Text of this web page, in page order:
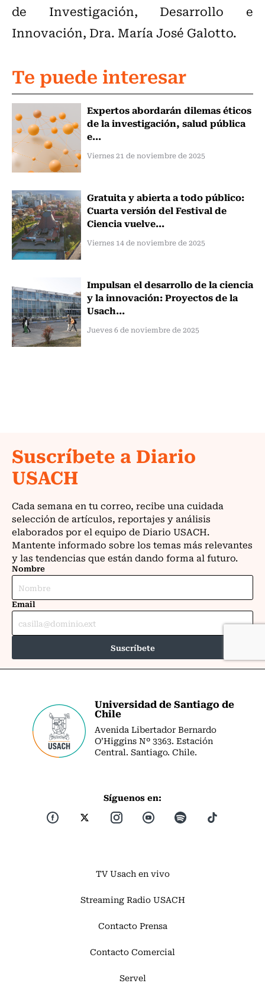
de Investigación, Desarrollo e
Innovación, Dra. María José Galotto.
Te puede interesar
Expertos abordarán dilemas éticos
de la investigación, salud pública
e...
Viernes 21 de noviembre de 2025
Gratuita y abierta a todo público:
Cuarta versión del Festival de
Ciencia vuelve...
Viernes 14 de noviembre de 2025
Impulsan el desarrollo de la ciencia
y la innovación: Proyectos de la
Usach...
Jueves 6 de noviembre de 2025
Universidad de Santiago de
Chile
Avenida Libertador Bernardo
O’Higgins Nº 3363. Estación
Central. Santiago. Chile.
Síguenos en:
TV Usach en vivo
Streaming Radio USACH
Contacto Prensa
Contacto Comercial
Servel